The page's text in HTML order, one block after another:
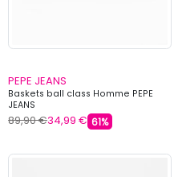
PEPE JEANS
Baskets ball class Homme PEPE
JEANS
89,90 €34,99 € 61%